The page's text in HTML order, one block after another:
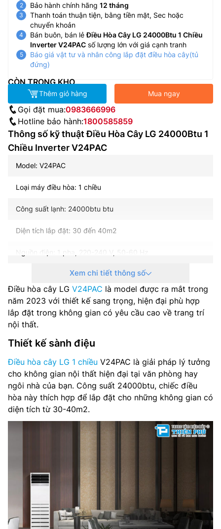
Bảo hành chính hãng 12 tháng
Thanh toán thuận tiện, bằng tiền mặt, Sec hoặc
chuyển khoản
Bán buôn, bán lẻĐiều Hòa Cây LG 24000Btu 1 Chiều
Inverter V24PAC số lượng lớn với giá cạnh tranh
Báo giá vật tư và nhân công lắp đặt điều hòa cây(tủ
đứng)
CÒN TRONG KHO
Thêm giỏ hàng Mua ngay
Gọi đặt mua:0983666996
Hotline bảo hành:1800585859
Thông số kỹ thuật Điều Hòa Cây LG 24000Btu 1
Chiều Inverter V24PAC
Model: V24PAC
Loại máy điều hòa: 1 chiều
Công suất lạnh: 24000btu btu
Diện tích lắp đặt: 30 đến 40m2
Nguồn điện: 1 pha, 220-240 V, 50-60 Hz
Điện năng tiêu thụ (lạnh/sưởi): – kW
Công nghệ inverter: Có
Môi chất lạnh: R32
Kích thước dàn lạnh(CxRxS): – mm
Trọng lượng dàn lạnh:- kg
Kích thước dàn nóng(CxRxS): – mm
Trọng lượng dàn nóng: – kg
Kích thước đường ống (lỏng/gas): – mm
Xem chi tiết thông số
Điều hòa cây LG V24PAC là model được ra mắt trong
năm 2023 với thiết kế sang trọng, hiện đại phù hợp
lắp đặt trong không gian có yêu cầu cao về trang trí
nội thất.
Thiết kế sành điệu
Điều hòa cây LG 1 chiều V24PAC là giải pháp lý tưởng
cho không gian nội thất hiện đại tại văn phòng hay
ngôi nhà của bạn. Công suất 24000btu, chiếc điều
hòa này thích hợp để lắp đặt cho những không gian có
diện tích từ 30-40m2.